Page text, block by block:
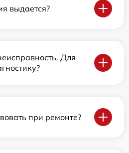
выдается?
Для
при ремонте?